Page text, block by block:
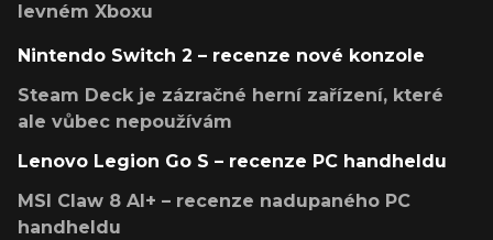
levném Xboxu
Nintendo Switch 2 – recenze nové konzole
Steam Deck je zázračné herní zařízení, které
ale vůbec nepoužívám
Lenovo Legion Go S – recenze PC handheldu
MSI Claw 8 AI+ – recenze nadupaného PC
handheldu